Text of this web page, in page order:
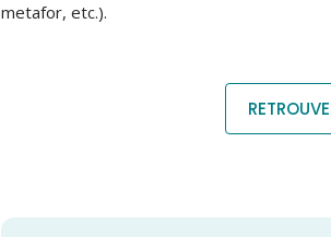
metafor, etc.).